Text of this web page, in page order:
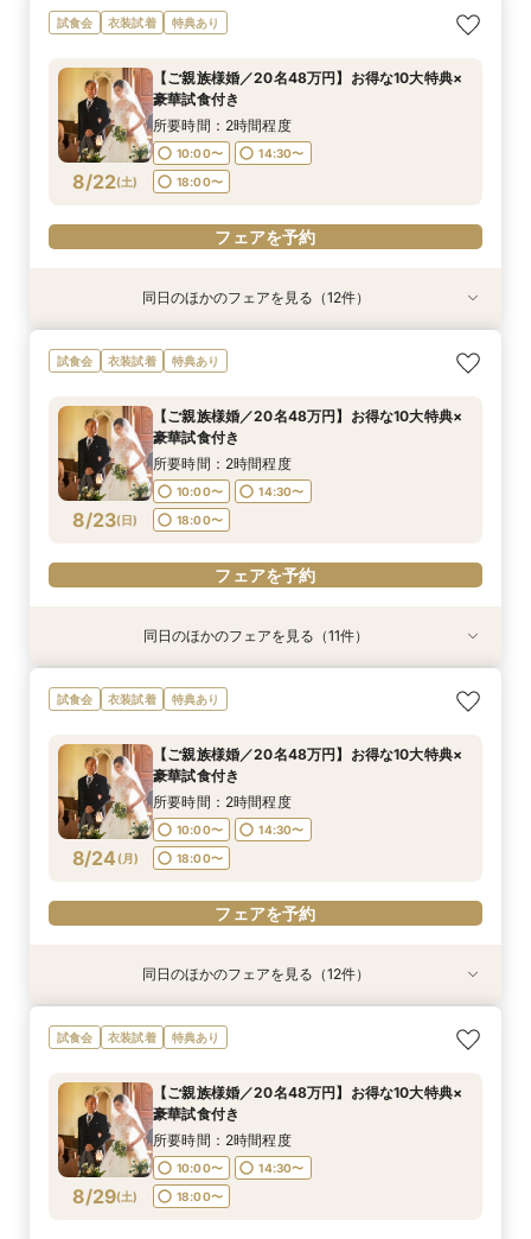
8/21( 金 )
【ご家族婚／10名38万円】お得な10大特典×豪
華試食付き
10:00〜
18:00〜
フェアを予約
8/21( 金 )
【フォト婚／衣裳込13万円】お得な10大特典×豪
華試食付きも
10:00〜
18:00〜
フェアを予約
8/21( 金 )
【パパママ婚／10名38万円】お得な10大特典×
豪華試食付き
10:00〜
18:00〜
フェアを予約
8/21( 金 )
【お得な宿泊プレゼントプラン】10大特典×少人
数×試食付き
10:00〜
18:00〜
フェアを予約
8/21( 金 )
【会費婚／50名様40万円／2部制も可】お得な
特典×試食付き
10:00〜
18:00〜
フェアを予約
8/21( 金 )
【和婚＆神社婚／20名48万円】お得な10大特典
×豪華試食
10:00〜
18:00〜
フェアを予約
8/21( 金 )
【五社神社婚／100万相当がお得に】10大特典×
豪華試食
10:00〜
18:00〜
フェアを予約
8/21( 金 )
【コスパ婚／30名様100万円OFF】10大特典＆豪
華試食
10:00〜
18:00〜
フェアを予約
8/21( 金 )
【挙式＋写真婚／25万円から】お得な10大特典×
豪華試食付き
10:00〜
18:00〜
フェアを予約
8/21( 金 )
【平日見学限定】宿泊プレゼントプラン×10大特
典×豪華試食
10:00〜
14:00〜
16:00〜
18:00〜
8/21( 金 )
【オンライン相談OK！】ご自宅で完結相談×10
大特典
18:00〜
フェアを予約
8/21( 金 )
【仕事帰り×贅沢試食】平日夜のよくばり見学＆
10大特典フェア
17:00〜
19:00〜
フェアを予約
試食会 衣装試着 特典あり
8/22(土)
【ご親族様婚／20名48万円】お得な10大特典×
豪華試食付き
所要時間：2時間程度
10:00〜
14:30〜
18:00〜
フェアを予約
衣装試着 特典あり
8/22 (土 )
【ご家族婚／10名38万円】お得な10大特典×豪
華試食付き
10:00〜
18:00〜
フェアを予約
衣装試着 特典あり
8/22 (土 )
【フォト婚／衣裳込13万円】お得な10大特典×豪
華試食付きも
10:00〜
18:00〜
フェアを予約
衣装試着 特典あり
8/22 (土 )
【パパママ婚／10名38万円】お得な10大特典×
豪華試食付き
10:00〜
18:00〜
フェアを予約
衣装試着 特典あり
8/22 (土 )
【お得な宿泊プレゼントプラン】10大特典×少人
数×試食付き
10:00〜
18:00〜
フェアを予約
衣装試着 特典あり
8/22 (土 )
【会費婚／50名様40万円／2部制も可】お得な
特典×試食付き
10:00〜
18:00〜
フェアを予約
衣装試着
8/22 (土 )
【和婚＆神社婚／20名48万円】お得な10大特典
×豪華試食
10:00〜
18:00〜
フェアを予約
衣装試着 特典あり
8/22 (土 )
【五社神社婚／100万相当がお得に】10大特典×
豪華試食
10:00〜
18:00〜
フェアを予約
衣装試着 特典あり
8/22 (土 )
【コスパ婚／30名様100万円OFF】10大特典＆豪
華試食
10:00〜
18:00〜
フェアを予約
衣装試着 特典あり
8/22 (土 )
【挙式＋写真婚／25万円から】お得な10大特典×
豪華試食付き
10:00〜
18:00〜
フェアを予約
衣装試着 特典あり
8/22 (土 )
【オンライン相談OK！】ご自宅で完結相談×10
大特典
18:00〜
フェアを予約
衣装試着 特典あり
8/22 (土 )
【リニューアル記念！】10大特典×豪華3万円試
食付フェア
10:00〜
19:00〜
フェアを予約
衣装試着 特典あり
8/22 (土 )
【土・祝日限定】Amazon１万円×試食◆リ
ニューアル記念◆
10:00〜
19:00〜
フェアを予約
同日のほかのフェアを見る（12件）
試食会 衣装試着 特典あり
8/23(日)
【ご親族様婚／20名48万円】お得な10大特典×
豪華試食付き
所要時間：2時間程度
10:00〜
14:30〜
18:00〜
フェアを予約
衣装試着 特典あり
8/23 (日 )
【ご家族婚／10名38万円】お得な10大特典×豪
華試食付き
10:00〜
18:00〜
フェアを予約
衣装試着 特典あり
8/23 (日 )
【フォト婚／衣裳込13万円】お得な10大特典×豪
華試食付きも
10:00〜
18:00〜
フェアを予約
衣装試着 特典あり
8/23 (日 )
【パパママ婚／10名38万円】お得な10大特典×
豪華試食付き
10:00〜
18:00〜
フェアを予約
衣装試着 特典あり
8/23 (日 )
【お得な宿泊プレゼントプラン】10大特典×少人
数×試食付き
10:00〜
18:00〜
フェアを予約
衣装試着 特典あり
8/23 (日 )
【会費婚／50名様40万円／2部制も可】お得な
特典×試食付き
10:00〜
18:00〜
フェアを予約
衣装試着
8/23 (日 )
【和婚＆神社婚／20名48万円】お得な10大特典
×豪華試食
10:00〜
18:00〜
フェアを予約
衣装試着 特典あり
8/23 (日 )
【五社神社婚／100万相当がお得に】10大特典×
豪華試食
10:00〜
18:00〜
フェアを予約
衣装試着 特典あり
8/23 (日 )
【コスパ婚／30名様100万円OFF】10大特典＆豪
華試食
10:00〜
18:00〜
フェアを予約
衣装試着 特典あり
8/23 (日 )
【挙式＋写真婚／25万円から】お得な10大特典×
豪華試食付き
10:00〜
18:00〜
フェアを予約
衣装試着 特典あり
8/23 (日 )
【オンライン相談OK！】ご自宅で完結相談×10
大特典
18:00〜
フェアを予約
衣装試着 特典あり
8/23 (日 )
【先着３組×日曜限定！】Amazon1万円×豪華３
万円試食付
10:00〜
19:00〜
フェアを予約
同日のほかのフェアを見る（11件）
試食会 衣装試着 特典あり
8/24 (月)
【ご親族様婚／20名48万円】お得な10大特典×
豪華試食付き
所要時間：2時間程度
10:00〜
14:30〜
18:00〜
フェアを予約
衣装試着 特典あり
8/24 (月 )
【ご家族婚／10名38万円】お得な10大特典×豪
華試食付き
10:00〜
18:00〜
フェアを予約
衣装試着 特典あり
8/24 (月 )
【フォト婚／衣裳込13万円】お得な10大特典×豪
華試食付きも
10:00〜
18:00〜
フェアを予約
衣装試着 特典あり
8/24 (月 )
【パパママ婚／10名38万円】お得な10大特典×
豪華試食付き
10:00〜
18:00〜
フェアを予約
衣装試着 特典あり
8/24 (月 )
【お得な宿泊プレゼントプラン】10大特典×少人
数×試食付き
10:00〜
18:00〜
フェアを予約
衣装試着 特典あり
8/24 (月 )
【会費婚／50名様40万円／2部制も可】お得な
特典×試食付き
10:00〜
18:00〜
フェアを予約
衣装試着
8/24 (月 )
【和婚＆神社婚／20名48万円】お得な10大特典
×豪華試食
10:00〜
18:00〜
フェアを予約
衣装試着 特典あり
8/24 (月 )
【五社神社婚／100万相当がお得に】10大特典×
豪華試食
10:00〜
18:00〜
フェアを予約
衣装試着 特典あり
8/24 (月 )
【コスパ婚／30名様100万円OFF】10大特典＆豪
華試食
10:00〜
18:00〜
フェアを予約
衣装試着 特典あり
8/24 (月 )
【挙式＋写真婚／25万円から】お得な10大特典×
豪華試食付き
10:00〜
18:00〜
フェアを予約
衣装試着 特典あり
8/24 (月 )
【平日見学限定】宿泊プレゼントプラン×10大特
典×豪華試食
10:00〜
14:00〜
16:00〜
18:00〜
衣装試着 特典あり
8/24 (月 )
【オンライン相談OK！】ご自宅で完結相談×10
大特典
18:00〜
フェアを予約
衣装試着 特典あり
8/24 (月 )
【仕事帰り×贅沢試食】平日夜のよくばり見学＆
10大特典フェア
17:00〜
19:00〜
フェアを予約
同日のほかのフェアを見る（12件）
試食会 衣装試着 特典あり
8/29(土)
【ご親族様婚／20名48万円】お得な10大特典×
豪華試食付き
所要時間：2時間程度
10:00〜
14:30〜
18:00〜